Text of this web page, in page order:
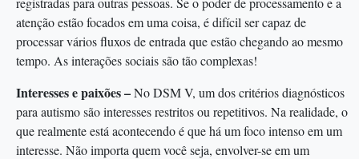
atenção estão focados em uma coisa, é difícil ser capaz de
processar vários fluxos de entrada que estão chegando ao mesmo
tempo. As interações sociais são tão complexas!
Interesses e paixões –No DSM V, um dos critérios diagnósticos
para autismo são interesses restritos ou repetitivos. Na realidade, o
que realmente está acontecendo é que há um foco intenso em um
interesse. Não importa quem você seja, envolver-se em um